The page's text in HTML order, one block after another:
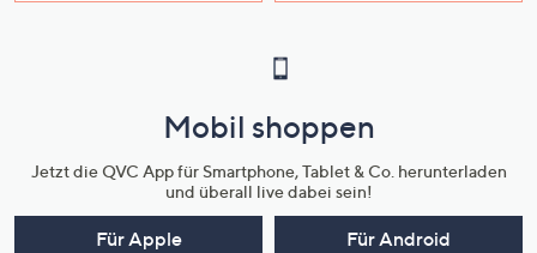
Mobil shoppen
Jetzt die QVC App für Smartphone, Tablet & Co. herunterladen
und überall live dabei sein!
Für Apple Für Android